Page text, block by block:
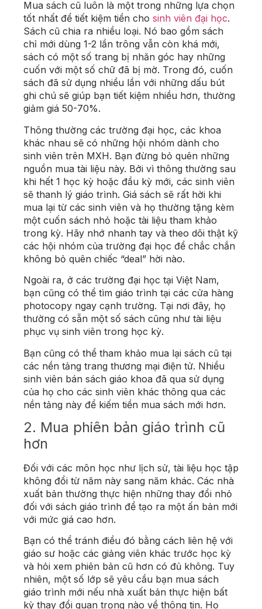
Mua sách cũ luôn là một trong những lựa chọn
tốt nhất để tiết kiệm tiền cho sinh viên đại học.
Sách cũ chia ra nhiều loại. Nó bao gồm sách
chỉ mới dùng 1-2 lần trông vẫn còn khá mới,
sách có một số trang bị nhăn góc hay những
cuốn với một số chữ đã bị mờ. Trong đó, cuốn
sách đã sử dụng nhiều lần với những dấu bút
ghi chú sẽ giúp bạn tiết kiệm nhiều hơn, thường
giảm giá 50-70%.
Thông thường các trường đại học, các khoa
khác nhau sẽ có những hội nhóm dành cho
sinh viên trên MXH. Bạn đừng bỏ quên những
nguồn mua tài liệu này. Bởi vì thông thường sau
khi hết 1 học kỳ hoặc đầu kỳ mới, các sinh viên
sẽ thanh lý giáo trình. Giá sách sẽ rất hời khi
mua lại từ các sinh viên và họ thường tặng kèm
một cuốn sách nhỏ hoặc tài liệu tham khảo
trong kỳ. Hãy nhớ nhanh tay và theo dõi thật kỹ
các hội nhóm của trường đại học để chắc chắn
không bỏ quên chiếc “deal” hời nào.
Ngoài ra, ở các trường đại học tại Việt Nam,
bạn cũng có thể tìm giáo trình tại các cửa hàng
photocopy ngay cạnh trường. Tại nơi đây, họ
thường có sẵn một số sách cũng như tài liệu
phục vụ sinh viên trong học kỳ.
Bạn cũng có thể tham khảo mua lại sách cũ tại
các nền tảng trang thương mại điện tử. Nhiều
sinh viên bán sách giáo khoa đã qua sử dụng
của họ cho các sinh viên khác thông qua các
nền tảng này để kiếm tiền mua sách mới hơn.
2. Mua phiên bản giáo trình cũ
hơn
Đối với các môn học như lịch sử, tài liệu học tập
không đổi từ năm này sang năm khác. Các nhà
xuất bản thường thực hiện những thay đổi nhỏ
đối với sách giáo trình để tạo ra một ấn bản mới
với mức giá cao hơn.
Bạn có thể tránh điều đó bằng cách liên hệ với
giáo sư hoặc các giảng viên khác trước học kỳ
và hỏi xem phiên bản cũ hơn có đủ không. Tuy
nhiên, một số lớp sẽ yêu cầu bạn mua sách
giáo trình mới nếu nhà xuất bản thực hiện bất
kỳ thay đổi quan trọng nào về thông tin. Họ